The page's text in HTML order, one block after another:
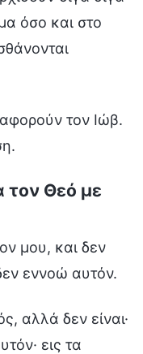
όσο και στο
τον Ιώβ.
τον Θεό με
μου, και δεν
εννοώ αυτόν.
αλλά δεν είναι·
εις τα